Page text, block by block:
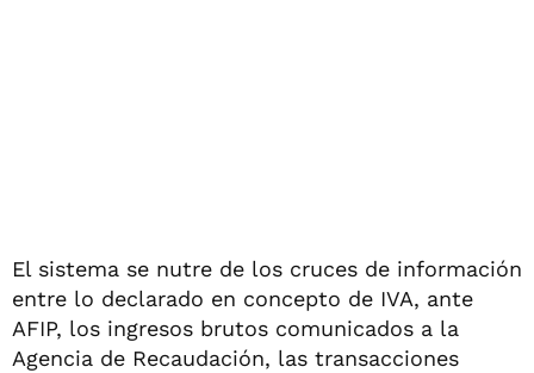
El sistema se nutre de los cruces de información
entre lo declarado en concepto de IVA, ante
AFIP, los ingresos brutos comunicados a la
Agencia de Recaudación, las transacciones